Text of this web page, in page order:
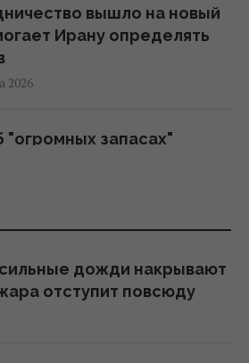
вышло на новый
Ирану определять
2026
"огромных запасах"
на 250%
2026
дожди накрывают
отступит повсюду